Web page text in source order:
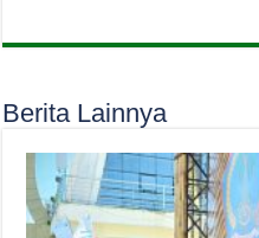
Berita Lainnya